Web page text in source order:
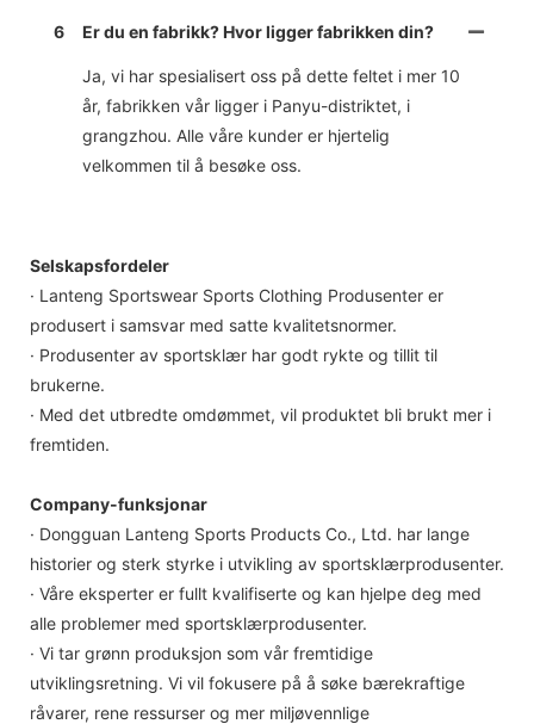
6 Er du en fabrikk? Hvor ligger fabrikken din?
Ja, vi har spesialisert oss på dette feltet i mer 10
år, fabrikken vår ligger i Panyu-distriktet, i
grangzhou. Alle våre kunder er hjertelig
velkommen til å besøke oss.
Selskapsfordeler
· Lanteng Sportswear Sports Clothing Produsenter er
produsert i samsvar med satte kvalitetsnormer.
· Produsenter av sportsklær har godt rykte og tillit til
brukerne.
· Med det utbredte omdømmet, vil produktet bli brukt mer i
fremtiden.
Company-funksjonar
· Dongguan Lanteng Sports Products Co., Ltd. har lange
historier og sterk styrke i utvikling av sportsklærprodusenter.
· Våre eksperter er fullt kvalifiserte og kan hjelpe deg med
alle problemer med sportsklærprodusenter.
· Vi tar grønn produksjon som vår fremtidige
utviklingsretning. Vi vil fokusere på å søke bærekraftige
råvarer, rene ressurser og mer miljøvennlige